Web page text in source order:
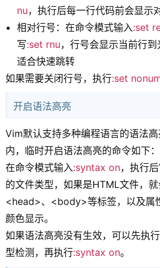
nu，执行后每一行代码前会显示
相对行号：在命令模式输入:set
写:set rnu，行号会显示当前行到
适合快速跳转
如果需要关闭行号，执行:set
开启语法高亮
Vim默认支持多种编程语言的语法
内，临时开启语法高亮的命令如下：
在命令模式输入:syntax on，执行
的文件类型，如果是HTML文件，就
<head>、<body>等标签，以及属
颜色显示。
如果语法高亮没有生效，可以先执行
型检测，再执行:syntax on。